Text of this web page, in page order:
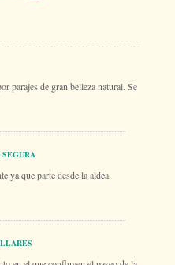
parajes de gran belleza natural. Se
ya que parte desde la aldea